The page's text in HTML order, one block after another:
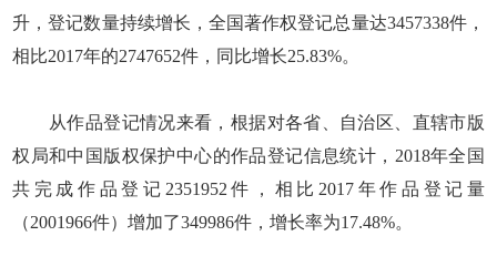
升，登记数量持续增长，全国著作权登记总量达3457338件，
相比2017年的2747652件，同比增长25.83%。
从作品登记情况来看，根据对各省、自治区、直辖市版
权局和中国版权保护中心的作品登记信息统计，2018年全国
共完成作品登记2351952件，相比2017年作品登记量
（2001966件）增加了349986件，增长率为17.48%。